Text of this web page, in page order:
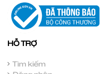
HỖ TRỢ
Tìm kiếm